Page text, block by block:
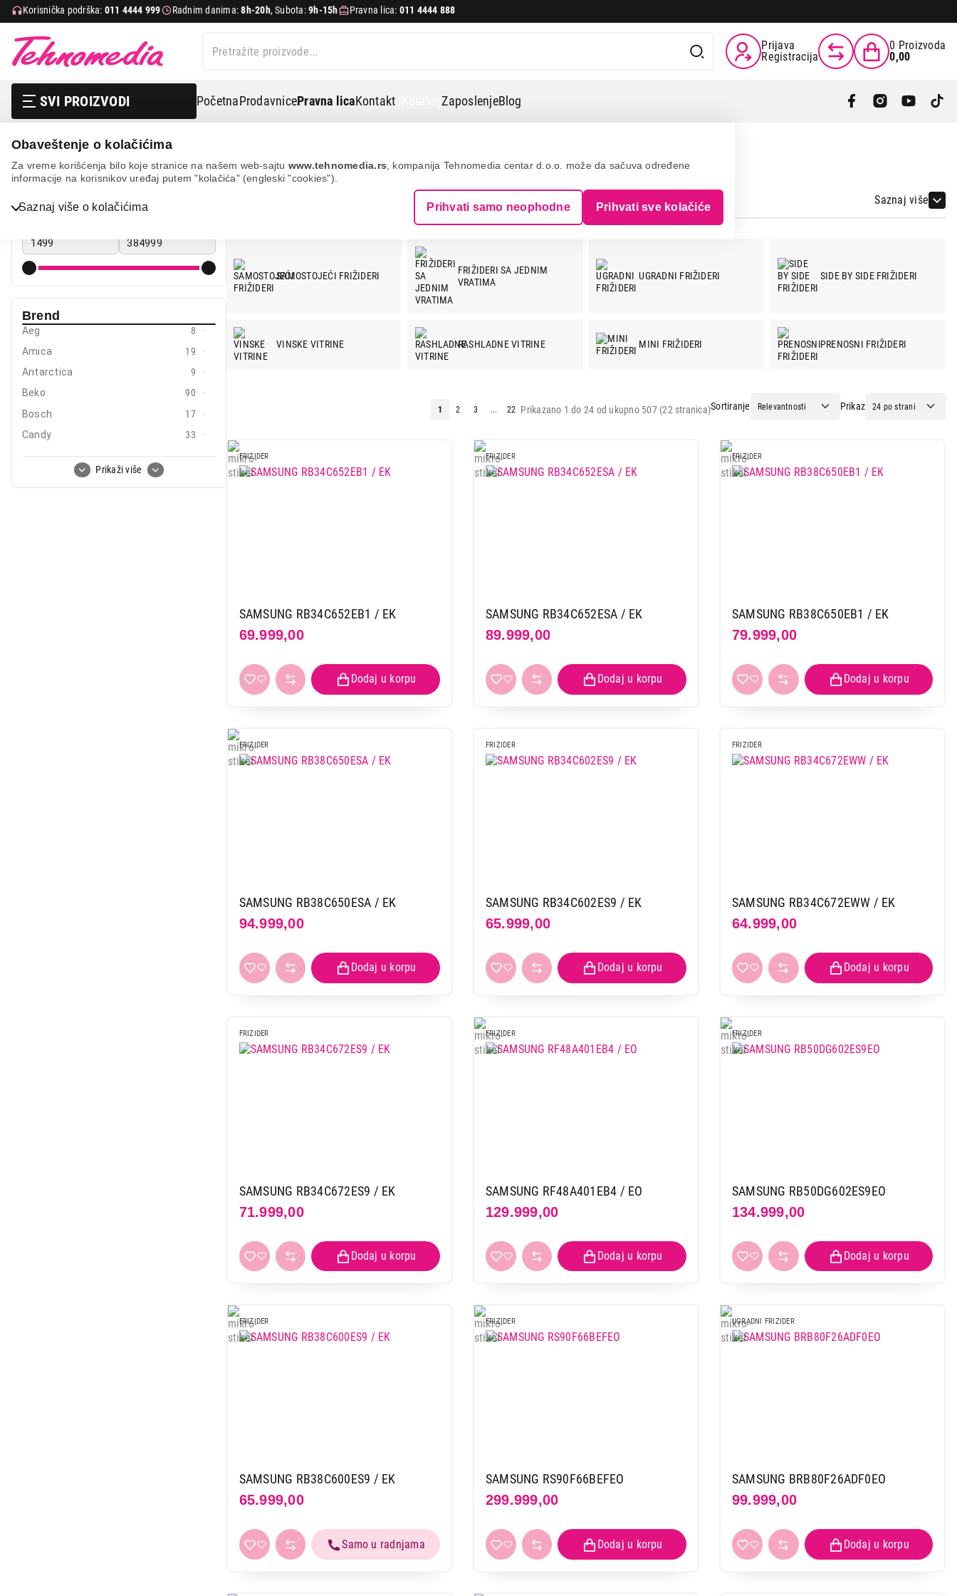
Obaveštenje o kolačićima
Za vreme korišćenja bilo koje stranice na našem web-sajtu www.tehnomedia.rs , kompanija Tehnomedia centar d.o.o. može da sačuva određene
informacije na korisnikov uređaj putem "kolačića" (engleski "cookies").
Saznaj više o kolačićima Prihvati samo neophodne Prihvati sve kolačiće
Korisnička podrška: 011 4444 999 Radnim danima:8h-20h, Subota:9h-15h Pravna lica: 011 4444 888
Prijava
Registracija
0 Proizvoda
0,00
SVI PROIZVODI PočetnaProdavnicePravna licaKontakt eKatalogZaposlenjeBlog
Bela tehnika
TV, audio, video i foto
IT & Gaming
Mobilni telefoni i tableti
Mali kućni aparati
Grejanje i hlađenje
Nega tela, lepota i zdravlje
Sport i putovanje
Sve za kuću i baštu
Bela tehnika Frižideri
Cena
Brend
Prikaži više
Aeg
8
Amica
19
Antarctica
9
Beko
90
Bosch
17
Candy
33
Carbon
2
Saznaj više
SAMOSTOJEĆI FRIŽIDERI
FRIŽIDERI SA JEDNIM
VRATIMA
UGRADNI FRIŽIDERI SIDE BY SIDE FRIŽIDERI
VINSKE VITRINE RASHLADNE VITRINE MINI FRIŽIDERI PRENOSNI FRIŽIDERI
Sortiranje Prikaz
Prikazano 1 do 24 od ukupno 507 (22 stranica)
1 2 3 ... 22
FRIZIDER
SAMSUNG RB34C652EB1 / EK
69.999,00
FRIZIDER
SAMSUNG RB34C652ESA / EK
89.999,00
FRIZIDER
SAMSUNG RB38C650EB1 / EK
79.999,00
FRIZIDER
SAMSUNG RB38C650ESA / EK
94.999,00
FRIZIDER
SAMSUNG RB34C602ES9 / EK
65.999,00
FRIZIDER
SAMSUNG RB34C672EWW / EK
64.999,00
FRIZIDER
SAMSUNG RB34C672ES9 / EK
71.999,00
FRIZIDER
SAMSUNG RF48A401EB4 / EO
129.999,00
FRIZIDER
SAMSUNG RB50DG602ES9EO
134.999,00
FRIZIDER
SAMSUNG RB38C600ES9 / EK
65.999,00
FRIZIDER
SAMSUNG RS90F66BEFEO
299.999,00
UGRADNI FRIZIDER
SAMSUNG BRB80F26ADF0EO
99.999,00